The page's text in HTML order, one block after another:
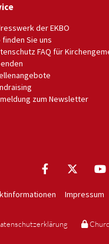
der EKBO
finden Sie uns
FAQ für
zum Newsletter
Impressum